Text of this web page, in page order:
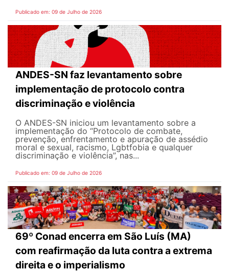
Publicado em: 09 de Julho de 2026
ANDES-SN faz levantamento sobre
implementação de protocolo contra
discriminação e violência
O ANDES-SN iniciou um levantamento sobre a
implementação do “Protocolo de combate,
prevenção, enfrentamento e apuração de assédio
moral e sexual, racismo, Lgbtfobia e qualquer
discriminação e violência”, nas...
Publicado em: 09 de Julho de 2026
69º Conad encerra em São Luís (MA)
com reafirmação da luta contra a extrema
direita e o imperialismo